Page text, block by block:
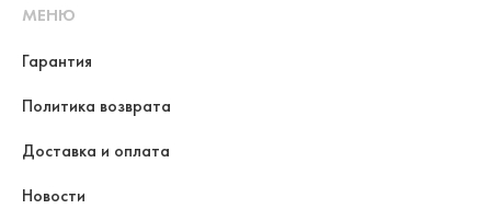
МЕНЮ
Гарантия
Политика возврата
Доставка и оплата
Новости